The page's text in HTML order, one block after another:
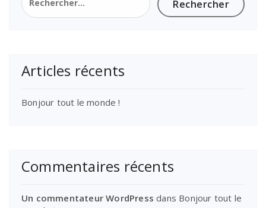
Articles récents
Bonjour tout le monde !
Commentaires récents
Un commentateur WordPress dans Bonjour tout le